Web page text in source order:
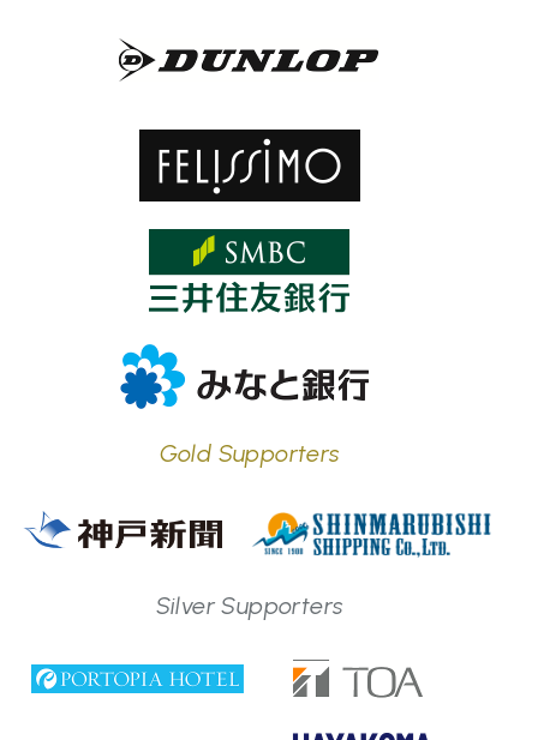
Gold Supporters
Silver Supporters